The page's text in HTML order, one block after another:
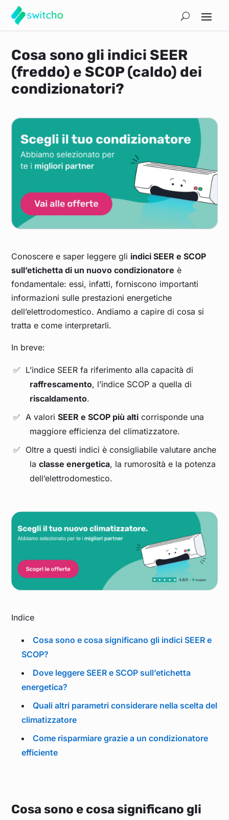
Cosa sono gli indici SEER
(freddo) e SCOP (caldo) dei
condizionatori?
Conoscere e saper leggere gli indici SEER e SCOP
sull’etichetta di un nuovo condizionatore è
fondamentale: essi, infatti, forniscono importanti
informazioni sulle prestazioni energetiche
dell’elettrodomestico. Andiamo a capire di cosa si
tratta e come interpretarli.
In breve:
L’indice SEER fa riferimento alla capacità di
raffrescamento, l’indice SCOP a quella di
riscaldamento.
A valori SEER e SCOP più alti corrisponde una
maggiore efficienza del climatizzatore.
Oltre a questi indici è consigliabile valutare anche
laclasse energetica, la rumorosità e la potenza
dell’elettrodomestico.
Indice
Cosa sono e cosa significano gli indici SEER e
SCOP?
Dove leggere SEER e SCOP sull’etichetta
energetica?
Quali altri parametri considerare nella scelta del
climatizzatore
Come risparmiare grazie a un condizionatore
efficiente
Cosa sono e cosa significano gli